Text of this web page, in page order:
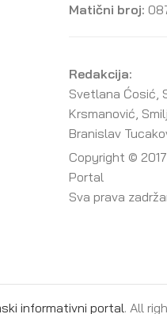
Matični broj:
Redakcija:
Svetlana Ćosić,
Krsmanović,
Branislav
Copyright ©
Portal
Sva prava
informativni portal. All